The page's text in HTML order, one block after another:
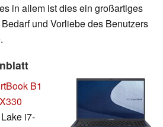
in allem ist dies ein großartiges
und Vorliebe des Benutzers
B1
i7-